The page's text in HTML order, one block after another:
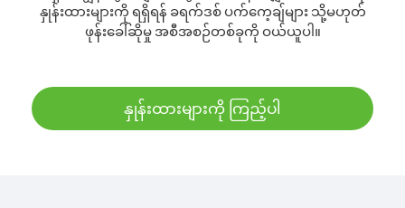
နှုန်းထားများကို ရရှိရန် ခရက်ဒစ် ပက်ကေ့ချ်များ သို့မဟုတ်
ဖုန်းခေါ်ဆိုမှု အစီအစဉ်တစ်ခုကို ဝယ်ယူပါ။
နှုန်းထားများကို ကြည့်ပါ